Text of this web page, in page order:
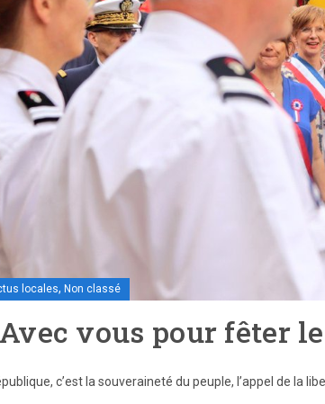
locales, Non classé
vous pour fêter
c’est la souveraineté du peuple, l’appel de la